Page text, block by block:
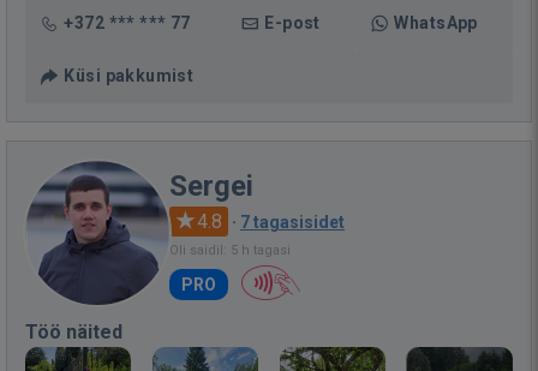
+372 *** *** 77 E-post WhatsApp
Küsi pakkumist
Sergei
4.8 · 7 tagasisidet
Oli saidil: 5 h tagasi
PRO
Töö näited